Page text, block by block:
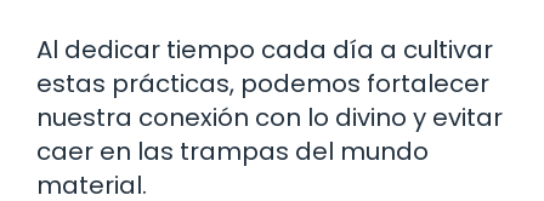
Al dedicar tiempo cada día a cultivar
estas prácticas, podemos fortalecer
nuestra conexión con lo divino y evitar
caer en las trampas del mundo
material.